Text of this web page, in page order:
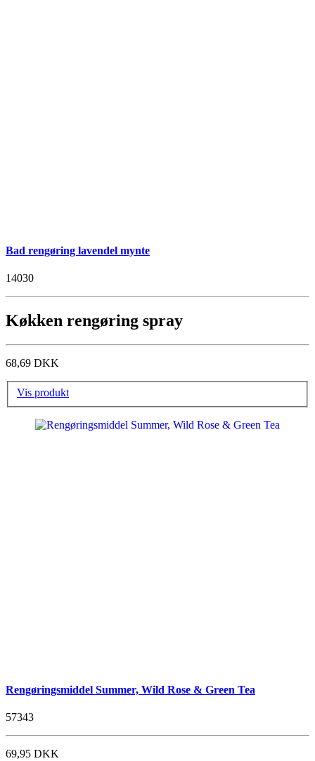
Bad rengøring lavendel mynte
14030
Køkken rengøring spray
68,69 DKK
Vis produkt
Rengøringsmiddel Summer, Wild Rose & Green Tea
57343
69,95 DKK